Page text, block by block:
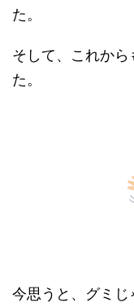
た。
そして、これか
た。
今思うと、グミ